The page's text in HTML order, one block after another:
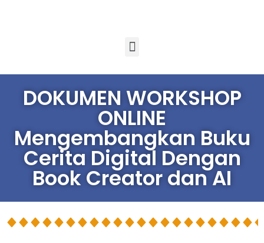
DOKUMEN WORKSHOP
ONLINE
Mengembangkan Buku
Cerita Digital Dengan
Book Creator dan AI